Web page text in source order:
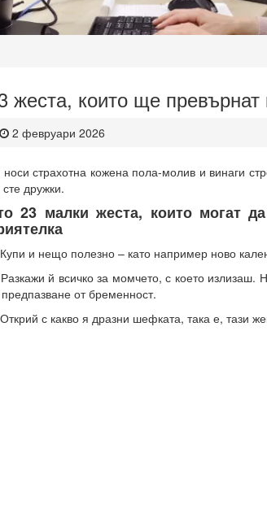
жеста, които ще превърнат
2 февруари 2026
страхотна кожена пола-молив и винаги
дружки.
23 малки жеста, които могат
и нещо полезно – като например ново
й всичко за момчето, с което
от бременност.
Открий с какво я дразни шефката, така е, тази